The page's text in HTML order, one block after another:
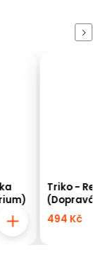
Triko -
494 Kč
Next